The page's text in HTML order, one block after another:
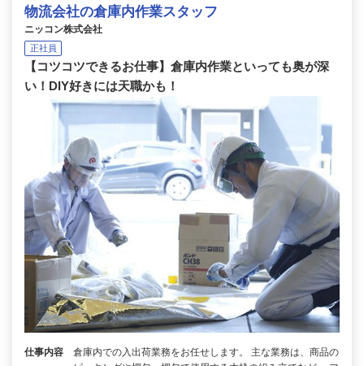
物流会社の倉庫内作業スタッフ
ニッコン株式会社
正社員
【コツコツできるお仕事】倉庫内作業といっても奥が深
い！DIY好きには天職かも！
仕事内容
倉庫内での入出荷業務をお任せします。 主な業務は、商品の